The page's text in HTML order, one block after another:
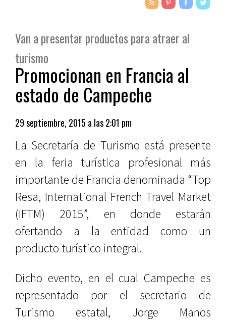
Van a presentar productos para atraer al
turismo
Promocionan en Francia al
estado de Campeche
29 septiembre, 2015 a las 2:01 pm
La Secretaría de Turismo está presente
en la feria turística profesional más
importante de Francia denominada “Top
Resa, International French Travel Market
(IFTM) 2015”, en donde estarán
ofertando a la entidad como un
producto turístico integral.
Dicho evento, en el cual Campeche es
representado por el secretario de
Turismo estatal, Jorge Manos